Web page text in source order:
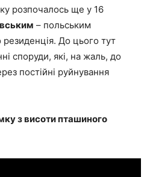
розпочалось ще у 16
– польським
До цього тут
споруди, які, на жаль, до
постійні руйнування
з висоти пташиного